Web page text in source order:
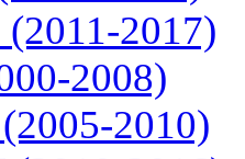
2017)
2008)
2010)